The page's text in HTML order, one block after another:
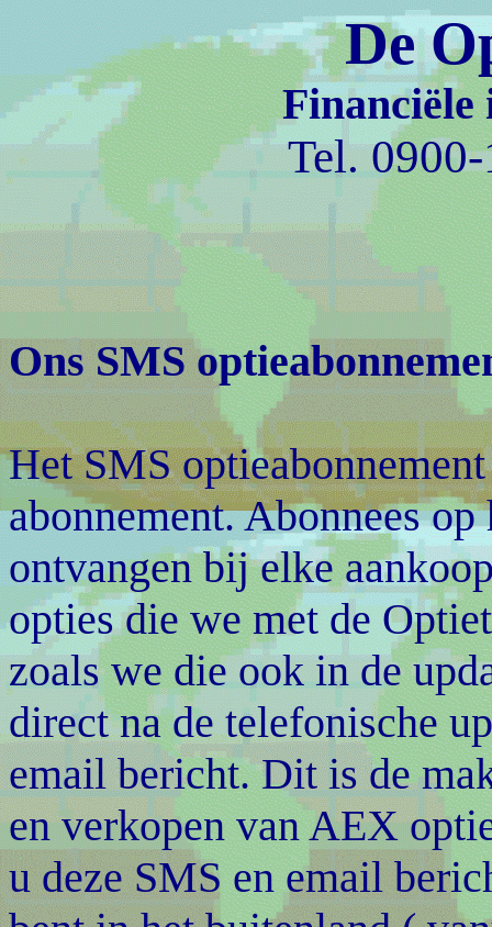
De
Tel.
Ons SMS
Het SMS
abonnement. Abonnees
ontvangen bij elke
opties die we met de
zoals we die ook in de
direct na de telefonische
email bericht. Dit is de
en verkopen van AEX
u deze SMS en email